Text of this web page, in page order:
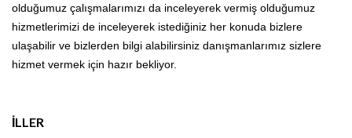
olduğumuz çalışmalarımızı da inceleyerek vermiş olduğumuz
hizmetlerimizi de inceleyerek istediğiniz her konuda bizlere
ulaşabilir ve bizlerden bilgi alabilirsiniz danışmanlarımız sizlere
hizmet vermek için hazır bekliyor.
İLLER